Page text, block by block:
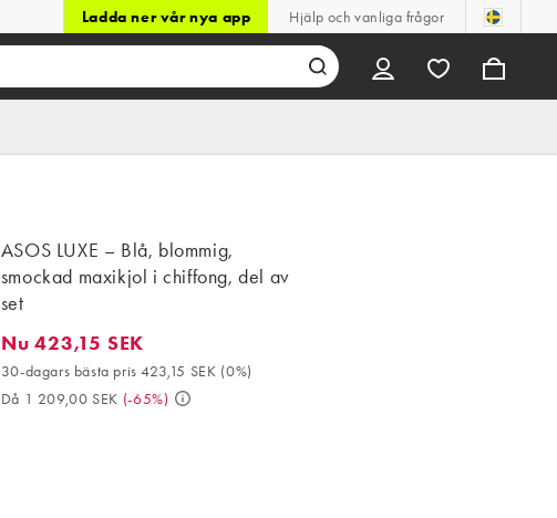
Ladda ner vår nya app Hjälp och vanliga frågor
ASOS LUXE – Blå, blommig,
smockad maxikjol i chiffong, del av
set
Nu 423,15 SEK. 30-dagars bästa pris 423,15 SEK (0%). Då 1 209,00 SEK.
Nu 423,15 SEK
30-dagars bästa pris 423,15 SEK (0%)
Då 1 209,00 SEK (-65%)